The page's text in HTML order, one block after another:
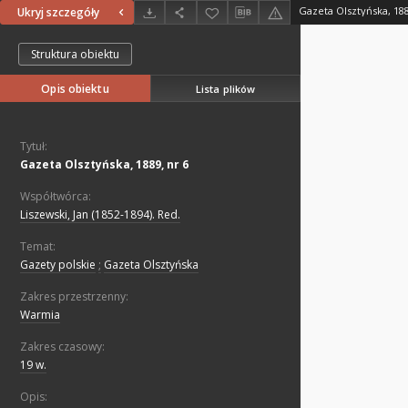
Ukryj szczegóły Gazeta Olsztyńska,
Struktura obiektu
Opis obiektu Lista plików
Tytuł:
Gazeta Olsztyńska, 1889, nr 6
Współtwórca:
Liszewski, Jan (1852-1894). Red.
Temat:
Gazety polskie ; Gazeta Olsztyńska
Zakres przestrzenny:
Warmia
Zakres czasowy:
19 w.
Opis: